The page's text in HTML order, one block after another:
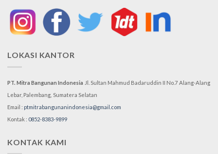
LOKASI KANTOR
PT. Mitra Bangunan Indonesia Jl. Sultan Mahmud Badaruddin II No.7 Alang-Alang
Lebar, Palembang, Sumatera Selatan
Email : ptmitrabangunanindonesia@gmail.com
Kontak : 0852-8383-9899
KONTAK KAMI